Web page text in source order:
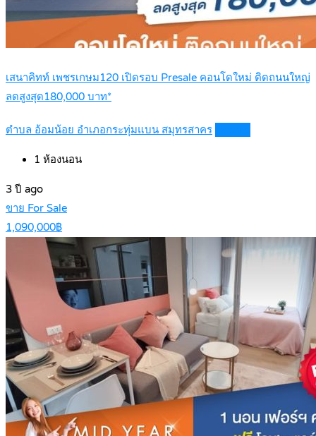
เสนาคิทท์ เพชรเกษม120 เปิดรอบ Presale คอนโดใหม่ ติดถนนใหญ่
ลดสูงสุด180,000 บาท*
ตำบล อ้อมน้อย อำเภอกระทุ่มแบน สมุทรสาคร
1 ห้องนอน
3 ปี ago
ขาย For Sale
1,090,000฿